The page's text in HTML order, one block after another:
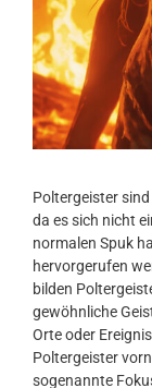
Poltergeister
da es sich nicht
normalen Spuk
hervorgerufen
bilden
gewöhnliche
Orte oder
Poltergeister
sogenannte